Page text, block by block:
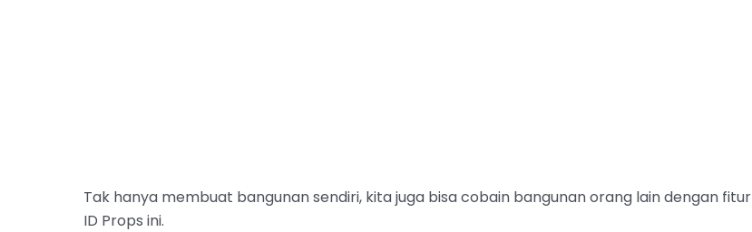
Tak hanya membuat bangunan sendiri, kita juga bisa cobain bangunan orang lain dengan fitur
ID Props ini.